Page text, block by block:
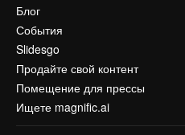
Блог
События
Slidesgo
Продайте свой контент
Помещение для прессы
Ищете magnific.ai